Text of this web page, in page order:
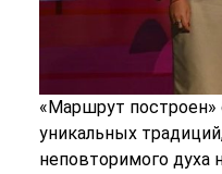
«Маршрут построен»
уникальных
неповторимого духа